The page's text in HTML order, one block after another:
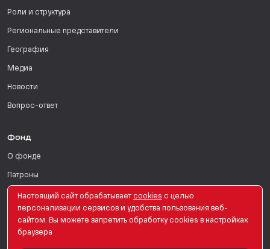
Роли и структура
Региональные представители
География
Медиа
Новости
Вопрос-ответ
Фонд
О фонде
Патроны
Поддержать
Для СМИ
Настоящий сайт обрабатывает сookies с целью
персонализации сервисов и удобства пользования веб-
сайтом. Вы можете запретить обработку сookies в настройках
браузера